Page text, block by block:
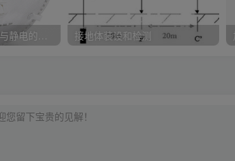
KN95/N95医用口罩与静电的秘密关系 接地体装设和检测